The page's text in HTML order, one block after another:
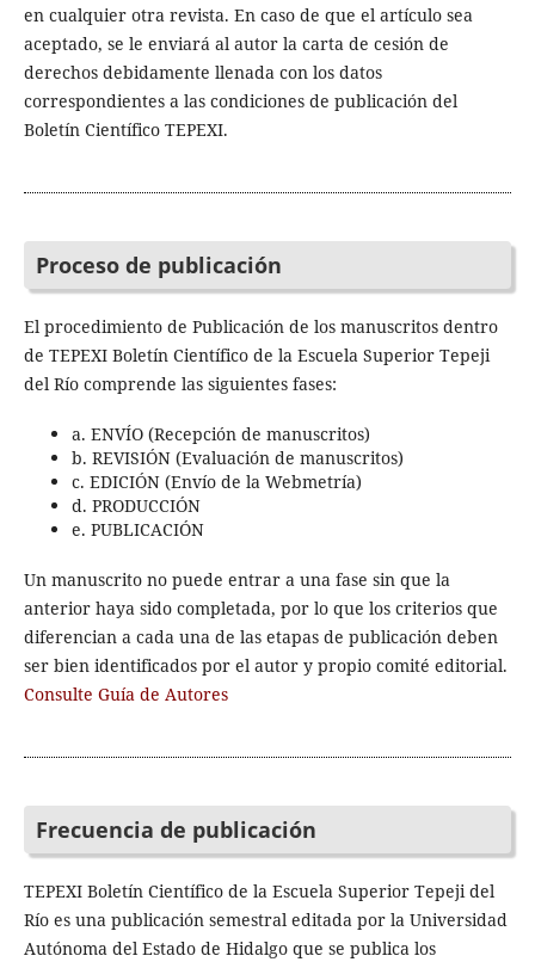
en cualquier otra revista. En caso de que el artículo sea
aceptado, se le enviará al autor la carta de cesión de
derechos debidamente llenada con los datos
correspondientes a las condiciones de publicación del
Boletín Científico TEPEXI.
Proceso de publicación
El procedimiento de Publicación de los manuscritos dentro
de TEPEXI Boletín Científico de la Escuela Superior Tepeji
del Río comprende las siguientes fases:
a. ENVÍO (Recepción de manuscritos)
b. REVISIÓN (Evaluación de manuscritos)
c. EDICIÓN (Envío de la Webmetría)
d. PRODUCCIÓN
e. PUBLICACIÓN
Un manuscrito no puede entrar a una fase sin que la
anterior haya sido completada, por lo que los criterios que
diferencian a cada una de las etapas de publicación deben
ser bien identificados por el autor y propio comité editorial.
Consulte Guía de Autores
Frecuencia de publicación
TEPEXI Boletín Científico de la Escuela Superior Tepeji del
Río es una publicación semestral editada por la Universidad
Autónoma del Estado de Hidalgo que se publica los